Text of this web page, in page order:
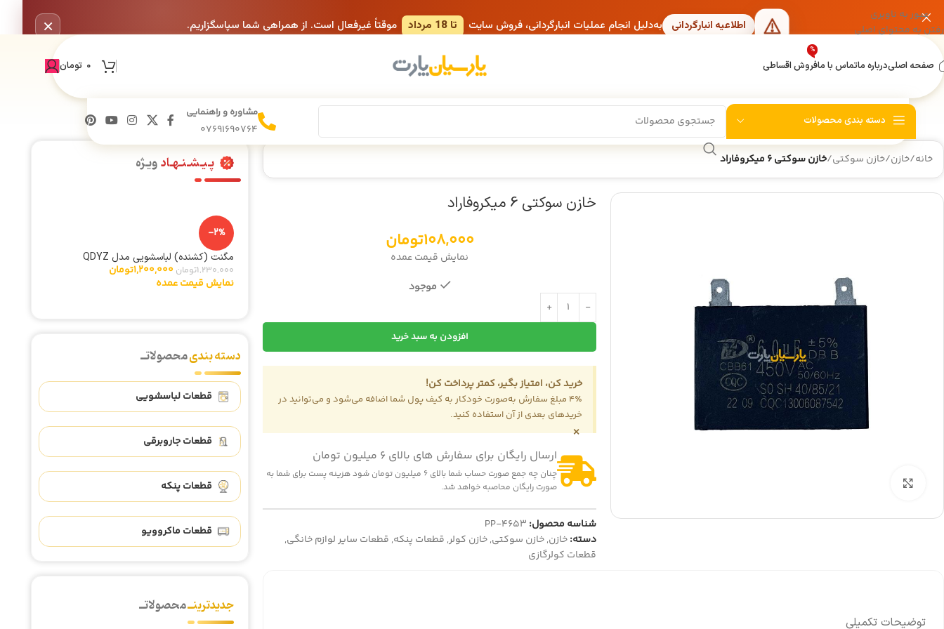
عبور به ناوبری
رفتن به محتوای اصلی
اطلاعیه انبارگردانی به‌دلیل انجام عملیات انبارگردانی، فروش سایت تا 18 مرداد موقتاً غیرفعال است. از همراهی شما سپاسگزاریم. ×
صفحه اصلیدرباره ماتماس با مافروش اقساطی
%
0 تومان
دسته بندی محصولات
مشاوره و راهنمایی
07691690764
خانه/خازن/خازن سوکتی/خازن سوکتی 6 میکروفاراد
خازن سوکتی 6 میکروفاراد
108,000تومان
نمایش قیمت عمده
موجود
افزودن به سبد خرید
خرید کن، امتیاز بگیر، کمتر پرداخت کن!
4٪ مبلغ سفارش به‌صورت خودکار به کیف پول شما اضافه می‌شود و می‌توانید در
خریدهای بعدی از آن استفاده کنید.
×
ارسال رایگان برای سفارش های بالای 6 میلیون تومان
چنان چه جمع صورت حساب شما بالای 6 میلیون تومان شود هزینه پست برای شما به
صورت رایگان محاصبه خواهد شد.
شناسه محصول: PP-4653
دسته:خازن,خازن سوکتی,خازن کولر, قطعات پنکه, قطعات سایر لوازم خانگی,
قطعات کولرگازی
توضیحات تکمیلی
پـیـشـنـهـادویـژه
-2%
مگنت (کشنده) لباسشویی مدل QDYZ
1,230,000تومان 1,200,000تومان
نمایش قیمت عمده
دسته بندیمحصولاتــ
قطعات لباسشویی
قطعات جاروبرقی
قطعات پنکه
قطعات ماکروویو
جدیدترینــمحصولاتــ